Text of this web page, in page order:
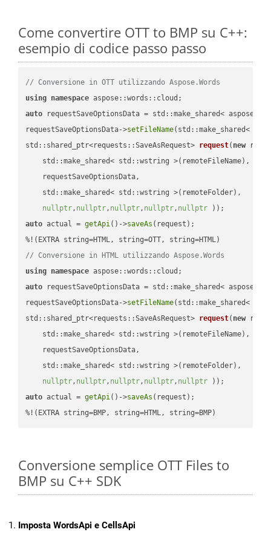
Come convertire OTT to BMP su C++:
esempio di codice passo passo
// Conversione in OTT utilizzando Aspose.Words
using namespace
auto requestSaveOptionsData = std::make_shared<
requestSaveOptionsData->setFileName(std::make_shared<
std::shared_ptr<requests::SaveAsRequest> request( new
    std::make_shared< std::wstring >(remoteFileName),
    requestSaveOptionsData,
    std::make_shared< std::wstring >(remoteFolder),
nullptr, nullptr, nullptr, nullptr, nullptr ))
auto actual = getApi()->saveAs (request);
// Conversione in HTML utilizzando Aspose.Words
using namespace
auto requestSaveOptionsData = std::make_shared<
requestSaveOptionsData->setFileName(std::make_shared<
std::shared_ptr<requests::SaveAsRequest> request( new
    std::make_shared< std::wstring >(remoteFileName),
    requestSaveOptionsData,
    std::make_shared< std::wstring >(remoteFolder),
nullptr, nullptr, nullptr, nullptr, nullptr ))
auto actual = getApi()->saveAs (request);
%!(EXTRA string=BMP, string=HTML, string=BMP)
Conversione semplice OTT Files to
BMP su C++ SDK
Imposta WordsApi e CellsApi